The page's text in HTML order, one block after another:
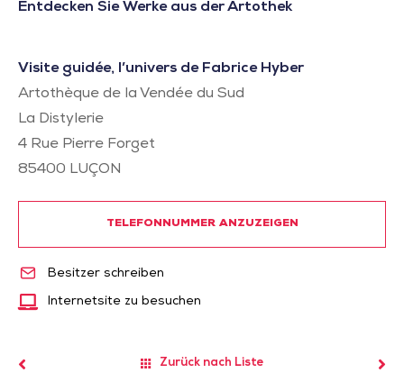
Entdecken Sie Werke aus der Artothek
Visite guidée, l’univers de Fabrice Hyber
Artothèque de la Vendée du Sud
La Distylerie
4 Rue Pierre Forget
85400 LUÇON
TELEFONNUMMER ANZUZEIGEN
Besitzer schreiben
Internetsite zu besuchen
Zurück nach Liste